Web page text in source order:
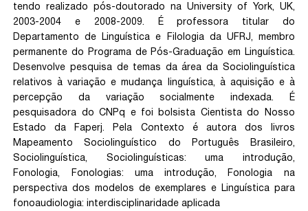
tendo realizado pós-doutorado na University of York, UK,
2003-2004 e 2008-2009. É professora titular do
Departamento de Linguística e Filologia da UFRJ, membro
permanente do Programa de Pós-Graduação em Linguística.
Desenvolve pesquisa de temas da área da Sociolinguística
relativos à variação e mudança linguística, à aquisição e à
percepção da variação socialmente indexada. É
pesquisadora do CNPq e foi bolsista Cientista do Nosso
Estado da Faperj. Pela Contexto é autora dos livros
Mapeamento Sociolinguístico do Português Brasileiro,
Sociolinguística, Sociolinguísticas: uma introdução,
Fonologia, Fonologias: uma introdução, Fonologia na
perspectiva dos modelos de exemplares e Linguística para
fonoaudiologia: interdisciplinaridade aplicada